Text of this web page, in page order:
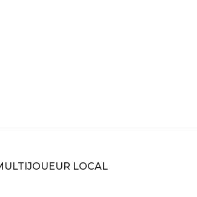
LOCAL